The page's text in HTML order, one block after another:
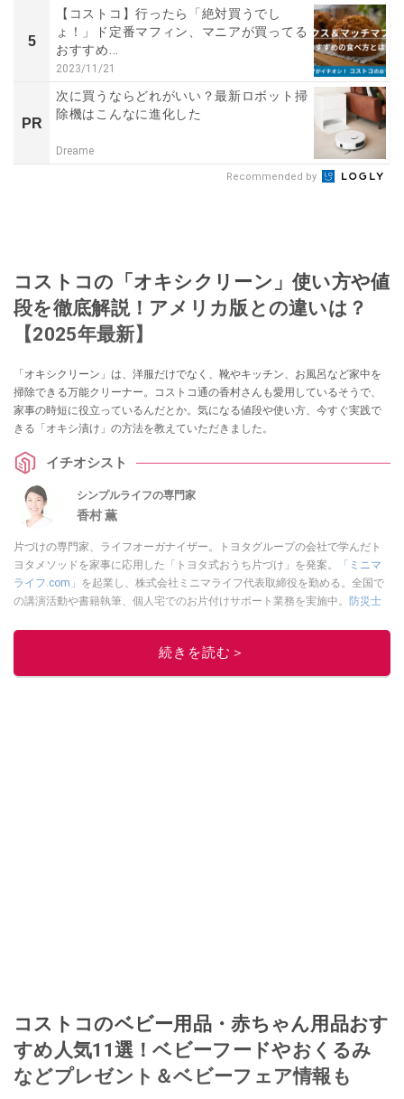
5
【コストコ】行ったら「絶対買うでし
ょ！」ド定番マフィン、マニアが買ってる
おすすめ...
2023/11/21
PR
次に買うならどれがいい？最新ロボット掃
除機はこんなに進化した
Dreame
Recommended by
コストコの「オキシクリーン」使い方や値
段を徹底解説！アメリカ版との違いは？
【2025年最新】
「オキシクリーン」は、洋服だけでなく、靴やキッチン、お風呂など家中を
掃除できる万能クリーナー。コストコ通の香村さんも愛用しているそうで、
家事の時短に役立っているんだとか。気になる値段や使い方、今すぐ実践で
きる「オキシ漬け」の方法を教えていただきました。
イチオシスト
シンプルライフの専門家
香村 薫
片づけの専門家、ライフオーガナイザー。トヨタグループの会社で学んだト
ヨタメソッドを家事に応用した「トヨタ式おうち片づけ」を発案。
「ミニマ
ライフ.com」 を起業し、株式会社ミニマライフ代表取締役を勤める。全国で
の講演活動や書籍執筆、個人宅でのお片付けサポート業務を実施中。
防災士
このイチオシストの他の記事を読む
続きを読む＞
コストコのベビー用品・赤ちゃん用品おす
すめ人気11選！ベビーフードやおくるみ
などプレゼント＆ベビーフェア情報も